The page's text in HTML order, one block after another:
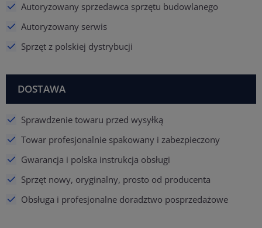
Autoryzowany sprzedawca sprzętu budowlanego
Autoryzowany serwis
Sprzęt z polskiej dystrybucji
DOSTAWA
Sprawdzenie towaru przed wysyłką
Towar profesjonalnie spakowany i zabezpieczony
Gwarancja i polska instrukcja obsługi
Sprzęt nowy, oryginalny, prosto od producenta
Obsługa i profesjonalne doradztwo posprzedażowe